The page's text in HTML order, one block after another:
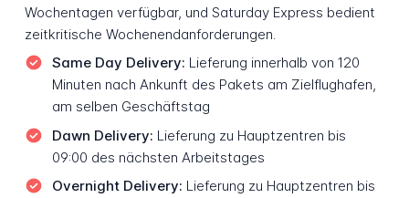
Wochentagen verfügbar, und Saturday Express bedient
zeitkritische Wochenendanforderungen.
Same Day Delivery: Lieferung innerhalb von 120
Minuten nach Ankunft des Pakets am Zielflughafen,
am selben Geschäftstag
Dawn Delivery: Lieferung zu Hauptzentren bis
09:00 des nächsten Arbeitstages
Overnight Delivery: Lieferung zu Hauptzentren bis